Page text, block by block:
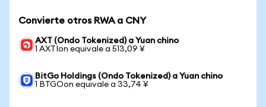
Convierte otros RWA a CNY
AXT (Ondo Tokenized) a Yuan chino
1 AXTIon equivale a 513,09 ¥
BitGo Holdings (Ondo Tokenized) a Yuan chino
1 BTGOon equivale a 33,74 ¥